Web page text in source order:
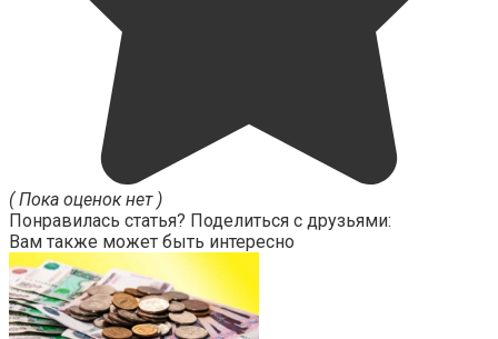
( Пока оценок нет )
Понравилась статья? Поделиться с друзьями:
Вам также может быть интересно